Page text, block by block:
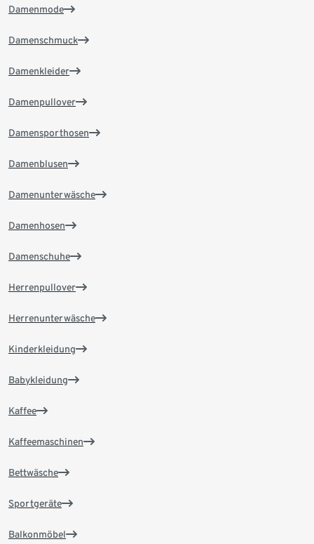
Damenmode
Damenschmuck
Damenkleider
Damenpullover
Damensporthosen
Damenblusen
Damenunterwäsche
Damenhosen
Damenschuhe
Herrenpullover
Herrenunterwäsche
Kinderkleidung
Babykleidung
Kaffee
Kaffeemaschinen
Bettwäsche
Sportgeräte
Balkonmöbel